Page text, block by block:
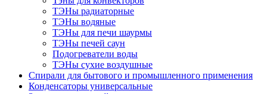
ТЭНы радиаторные
ТЭНы водяные
ТЭНы для печи шаурмы
ТЭНы печей саун
Подогреватели воды
ТЭНы сухие воздушные
Спирали для бытового и промышленного применения
Конденсаторы универсальные